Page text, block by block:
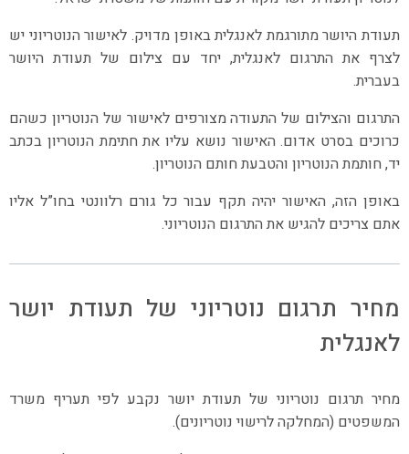
תעודת היושר מתורגמת לאנגלית באופן מדויק. לאישור הנוטריוני יש
לצרף את התרגום לאנגלית, יחד עם צילום של תעודת היושר
בעברית.
התרגום והצילום של התעודה מצורפים לאישור של הנוטריון כשהם
כרוכים בסרט אדום. האישור נושא עליו את חתימת הנוטריון בכתב
יד, חותמת הנוטריון והטבעת חותם הנוטריון.
באופן הזה, האישור יהיה תקף עבור כל גורם רלוונטי בחו”ל אליו
אתם צריכים להגיש את התרגום הנוטריוני.
מחיר תרגום נוטריוני של תעודת יושר
לאנגלית
מחיר תרגום נוטריוני של תעודת יושר נקבע לפי תעריף משרד
המשפטים (המחלקה לרישוי נוטריונים).